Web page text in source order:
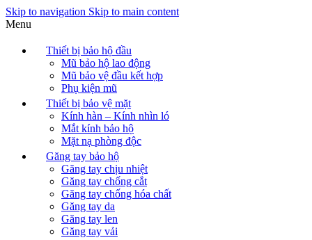
Skip to navigation Skip to main content
Menu
Thiết bị bảo hộ đầu
Mũ bảo hộ lao động
Mũ bảo vệ đầu kết hợp
Phụ kiện mũ
Thiết bị bảo vệ mặt
Kính hàn – Kính nhìn ló
Mắt kính bảo hộ
Mặt nạ phòng độc
Găng tay bảo hộ
Găng tay chịu nhiệt
Găng tay chống cắt
Găng tay chống hóa chất
Găng tay da
Găng tay len
Găng tay vải